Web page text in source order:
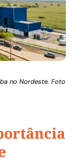
no Nordeste. Foto